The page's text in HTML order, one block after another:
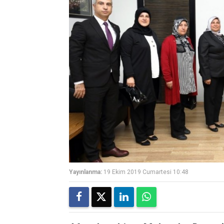
Yayınlanma: 19 Ekim 2019 Cumartesi 10:48